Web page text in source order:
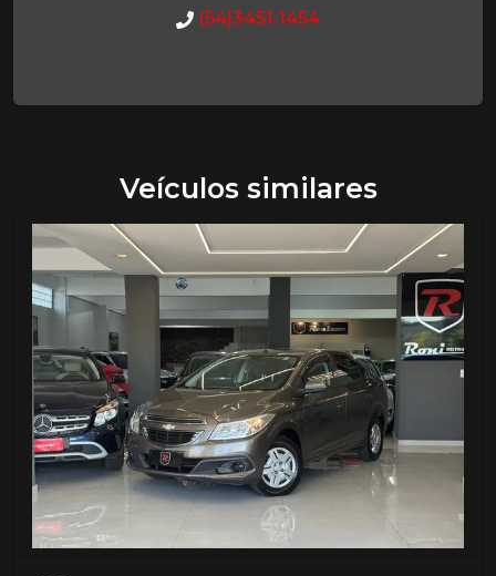
(54)3451-1454
Veículos similares